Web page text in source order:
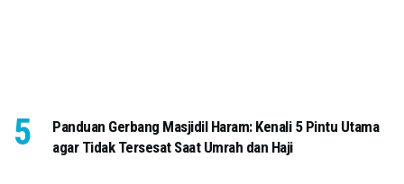
Panduan Gerbang Masjidil Haram: Kenali 5 Pintu Utama
agar Tidak Tersesat Saat Umrah dan Haji